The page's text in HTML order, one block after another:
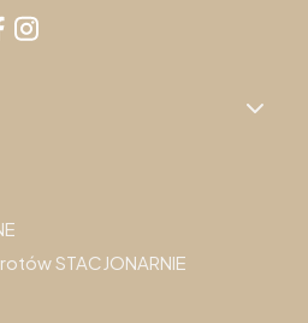
STACJONARNIE